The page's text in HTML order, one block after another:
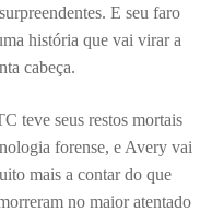
E seu faro
história que vai virar a
cabeça.
teve seus restos mortais
forense, e Avery vai
mais a contar do que
no maior atentado